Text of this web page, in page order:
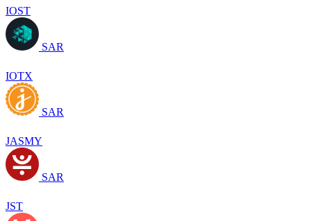
IOST
SAR
IOTX
SAR
JASMY
SAR
JST